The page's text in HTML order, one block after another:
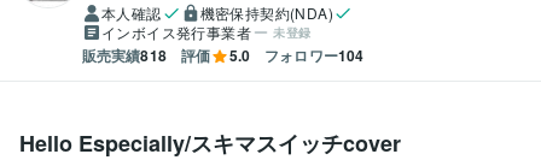
本人確認
機密保持契約(NDA)
インボイス発行事業者
未登録
販売実績818 評価 5.0 フォロワー104
Hello Especially/スキマスイッチcover